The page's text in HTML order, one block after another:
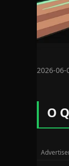
2026-06-
O